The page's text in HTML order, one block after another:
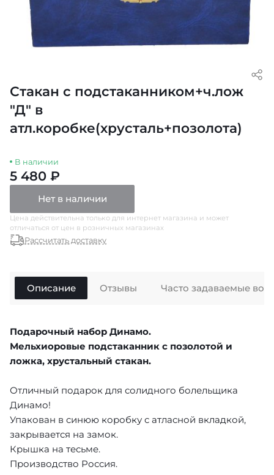
Стакан с подстаканником+ч.лож
"Д" в
атл.коробке(хрусталь+позолота)
В наличии
5 480 ₽
Нет в наличии
Цена действительна только для интернет магазина и может
отличаться от цен в розничных магазинах
Рассчитать доставку
Описание
Подарочный набор Динамо.
Мельхиоровые подстаканник с позолотой и
ложка, хрустальный стакан.
Отличный подарок для солидного болельщика
Динамо!
Упакован в синюю коробку с атласной вкладкой,
закрывается на замок.
Крышка на тесьме.
Производство Россия.
Отзывы Часто задаваемые